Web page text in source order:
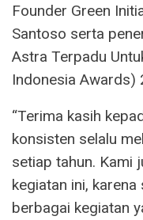
Founder Green
Santoso serta
Astra Terpadu
Indonesia Awards)
“Terima kasih
konsisten selalu
setiap tahun. Kami
kegiatan ini,
berbagai kegiatan